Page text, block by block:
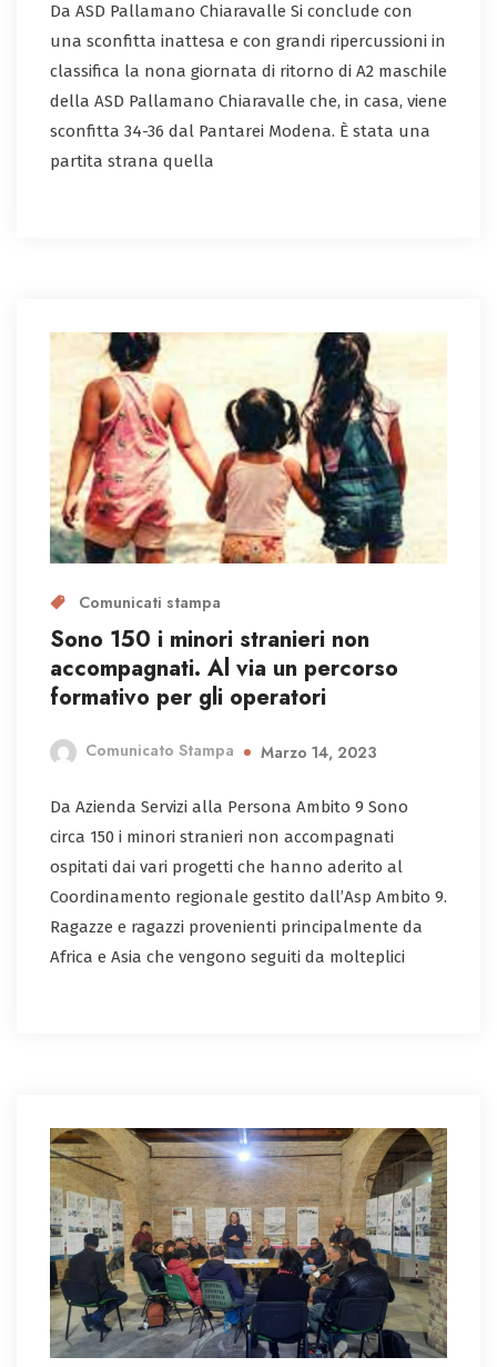
Da ASD Pallamano Chiaravalle Si conclude con
una sconfitta inattesa e con grandi ripercussioni in
classifica la nona giornata di ritorno di A2 maschile
della ASD Pallamano Chiaravalle che, in casa, viene
sconfitta 34-36 dal Pantarei Modena. È stata una
partita strana quella
Comunicati stampa
Sono 150 i minori stranieri non
accompagnati. Al via un percorso
formativo per gli operatori
Comunicato Stampa Marzo 14, 2023
Da Azienda Servizi alla Persona Ambito 9 Sono
circa 150 i minori stranieri non accompagnati
ospitati dai vari progetti che hanno aderito al
Coordinamento regionale gestito dall’Asp Ambito 9.
Ragazze e ragazzi provenienti principalmente da
Africa e Asia che vengono seguiti da molteplici